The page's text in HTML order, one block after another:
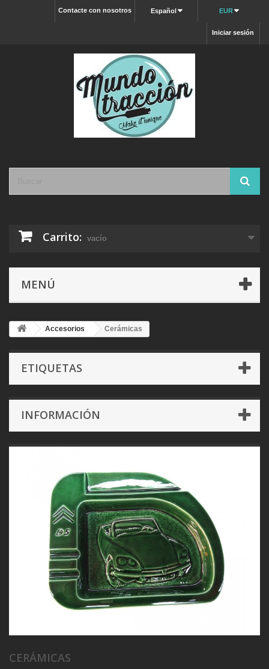
EUR
Español
Contacte con nosotros
Iniciar sesión
Carrito: vacío
MENÚ
Accesorios Cerámicas
ETIQUETAS
INFORMACIÓN
CERÁMICAS